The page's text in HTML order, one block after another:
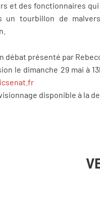
et des fonctionnaires
un tourbillon de
débat présenté par
le dimanche 29 mai à
disponible à la